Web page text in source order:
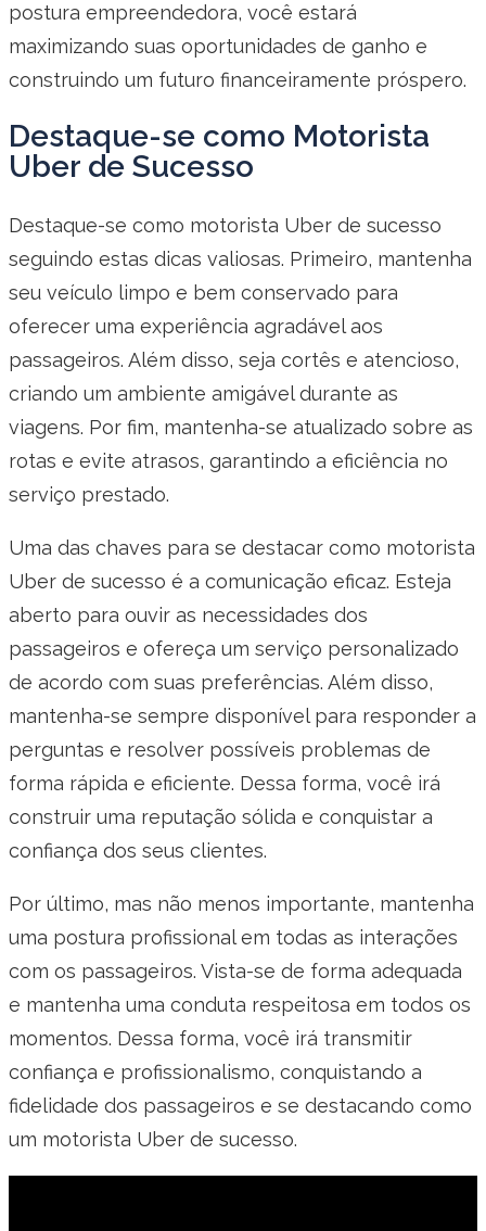
postura empreendedora, você estará
maximizando suas oportunidades de ganho e
construindo um futuro financeiramente próspero.
Destaque-se como Motorista
Uber de Sucesso
Destaque-se como motorista Uber de sucesso
seguindo estas dicas valiosas. Primeiro, mantenha
seu veículo limpo e bem conservado para
oferecer uma experiência agradável aos
passageiros. Além disso, seja cortês e atencioso,
criando um ambiente amigável durante as
viagens. Por fim, mantenha-se atualizado sobre as
rotas e evite atrasos, garantindo a eficiência no
serviço prestado.
Uma das chaves para se destacar como motorista
Uber de sucesso é a comunicação eficaz. Esteja
aberto para ouvir as necessidades dos
passageiros e ofereça um serviço personalizado
de acordo com suas preferências. Além disso,
mantenha-se sempre disponível para responder a
perguntas e resolver possíveis problemas de
forma rápida e eficiente. Dessa forma, você irá
construir uma reputação sólida e conquistar a
confiança dos seus clientes.
Por último, mas não menos importante, mantenha
uma postura profissional em todas as interações
com os passageiros. Vista-se de forma adequada
e mantenha uma conduta respeitosa em todos os
momentos. Dessa forma, você irá transmitir
confiança e profissionalismo, conquistando a
fidelidade dos passageiros e se destacando como
um motorista Uber de sucesso.